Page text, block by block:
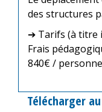
des structures
➔ Tarifs (à titre
Frais
840€ /
Télécharger